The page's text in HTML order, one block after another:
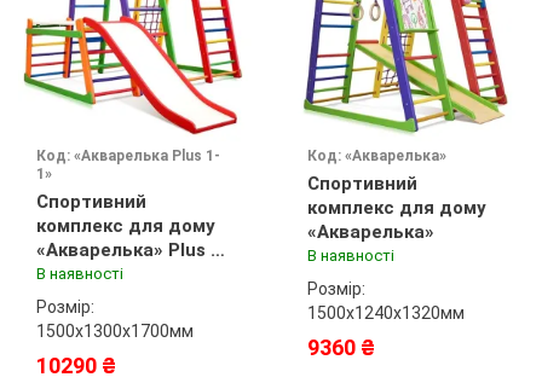
Код: «Акварелька Plus 1-
1»
Спортивний
комплекс для дому
«Акварелька» Plus 1-
1
В наявності
Розмір:
1500х1300х1700мм
10290 ₴
Код: «Акварелька»
Спортивний
комплекс для дому
«Акварелька»
В наявності
Розмір:
1500х1240х1320мм
9360 ₴